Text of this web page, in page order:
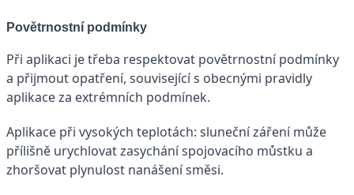
Povětrnostní podmínky
Při aplikaci je třeba respektovat povětrnostní podmínky
a přijmout opatření, související s obecnými pravidly
aplikace za extrémních podmínek.
Aplikace při vysokých teplotách: sluneční záření může
přílišně urychlovat zasychání spojovacího můstku a
zhoršovat plynulost nanášení směsi.